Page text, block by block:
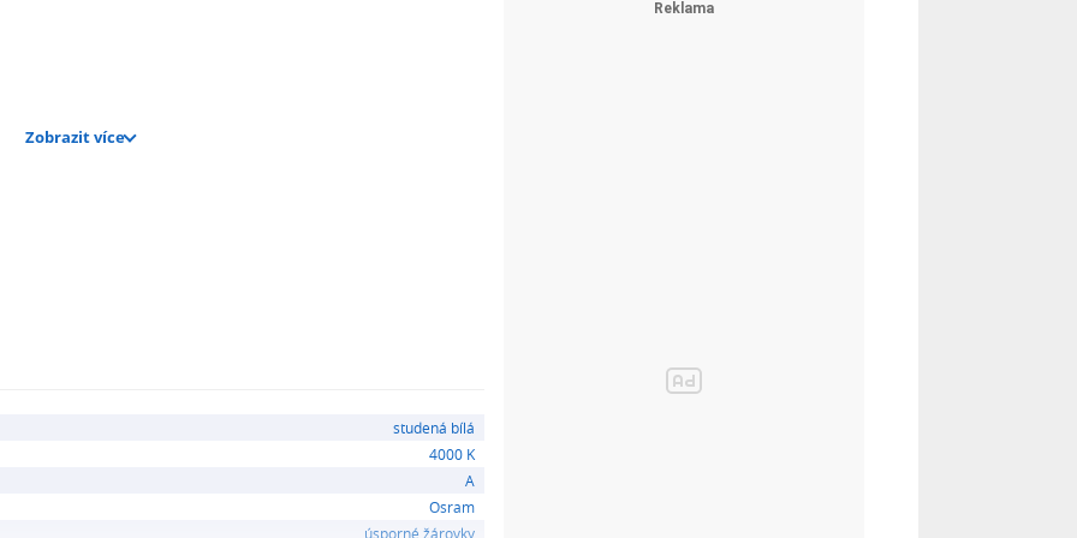
Zobrazit více
studená bílá
4000 K
A
Osram
úsporné žárovky